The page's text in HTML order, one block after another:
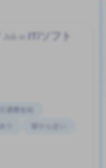
IT/ソフト
交通費支給
り
駅から近い